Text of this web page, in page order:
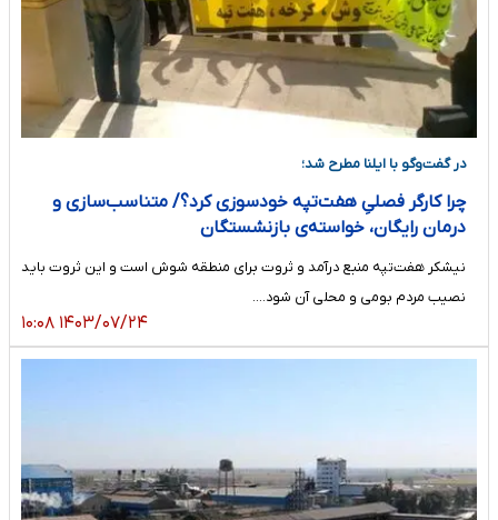
در گفت‌وگو با ایلنا مطرح شد؛
چرا کارگر فصلیِ هفت‌تپه خودسوزی کرد؟/ متناسب‌سازی و
درمان رایگان، خواسته‌ی بازنشستگان
نیشکر هفت‌تپه منبع درآمد و ثروت برای منطقه شوش است و این ثروت باید
نصیب مردم بومی و محلی آن شود....
۱۴۰۳/۰۷/۲۴ ۱۰:۰۸